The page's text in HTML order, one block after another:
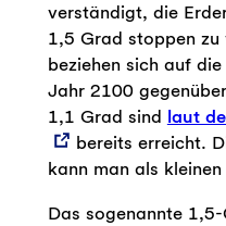
verständigt, die
1,5 Grad stoppen
beziehen sich auf
Jahr 2100
1,1 Grad sind laut
bereits erreicht.
kann man als
Das sogenannte